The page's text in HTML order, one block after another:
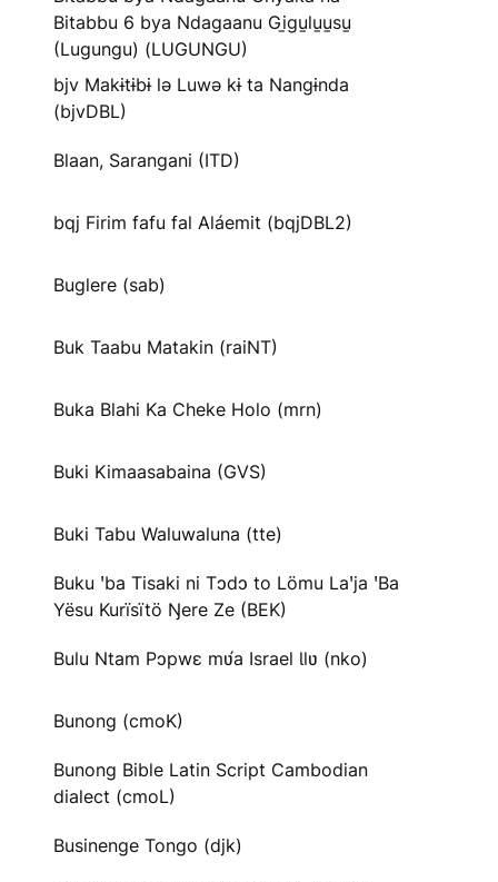
Bitabbu 6 bya Ndagaanu Gi̱gu̱lu̱u̱su̱
(Lugungu) (LUGUNGU)
bjv Makɨtɨbɨ lə Luwə kɨ ta Nangɨnda
(bjvDBL)
Blaan, Sarangani (ITD)
bqj Firim fafu fal Aláemit (bqjDBL2)
Buglere (sab)
Buk Taabu Matakin (raiNT)
Buka Blahi Ka Cheke Holo (mrn)
Buki Kimaasabaina (GVS)
Buki Tabu Waluwaluna (tte)
Buku ꞌba Tisaki ni Tɔdɔ to Lömu Laꞌja ꞌBa
Yësu Kurïsïtö Ŋere Ze (BEK)
Bulu Ntam Pɔpwɛ mʋ́a Israel Ɩlʋ (nko)
Bunong (cmoK)
Bunong Bible Latin Script Cambodian
dialect (cmoL)
Businenge Tongo (djk)